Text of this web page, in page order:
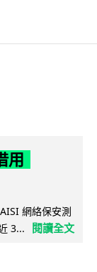
用
網絡保安測
3...
閱讀全文